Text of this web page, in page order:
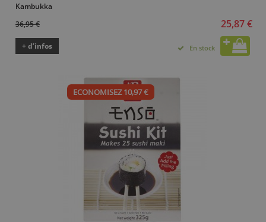
Kambukka
36,95 €
25,87 €
+ d’infos En stock
ECONOMISEZ 10,97 €